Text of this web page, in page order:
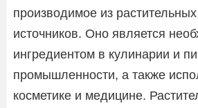
производимое из
источников. Оно является
ингредиентом в кулинарии и
промышленности, а также
косметике и медицине.